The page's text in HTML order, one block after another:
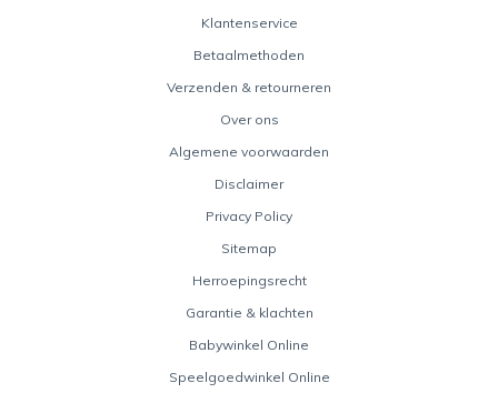
Klantenservice
Betaalmethoden
Verzenden & retourneren
Over ons
Algemene voorwaarden
Disclaimer
Privacy Policy
Sitemap
Herroepingsrecht
Garantie & klachten
Babywinkel Online
Speelgoedwinkel Online